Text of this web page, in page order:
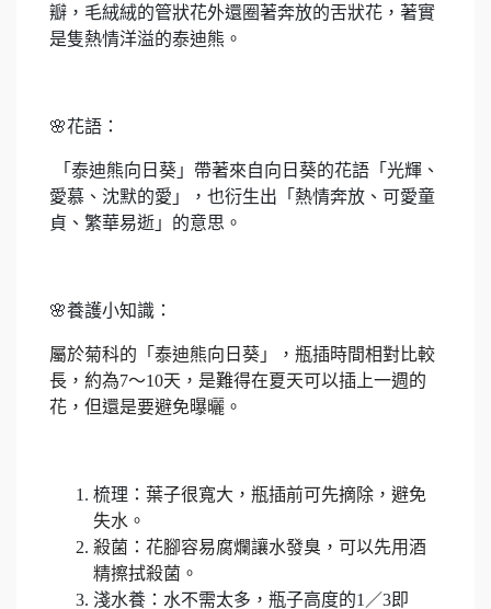
瓣，毛絨絨的管狀花外還圈著奔放的舌狀花，著實
是隻熱情洋溢的泰迪熊。
🌸花語：
「泰迪熊向日葵」帶著來自向日葵的花語「光輝、
愛慕、沈默的愛」，也衍生出「熱情奔放、可愛童
貞、繁華易逝」的意思。
🌸養護小知識：
屬於菊科的「泰迪熊向日葵」，瓶插時間相對比較
長，約為7～10天，是難得在夏天可以插上一週的
花，但還是要避免曝曬。
梳理： 葉子很寬大，瓶插前可先摘除，避免
失水。
殺菌：花腳容易腐爛讓水發臭，可以先用酒
精擦拭殺菌。
淺水養：水不需太多，瓶子高度的1／3即